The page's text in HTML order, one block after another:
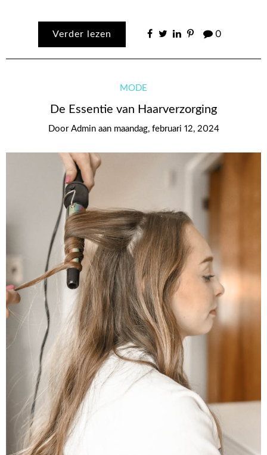
Verder lezen 0
MODE
De Essentie van Haarverzorging
Door Admin aan maandag, februari 12, 2024